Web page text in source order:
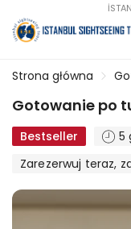
Strona główna
Gotowanie po
Bestseller 5
Zarezerwuj teraz,